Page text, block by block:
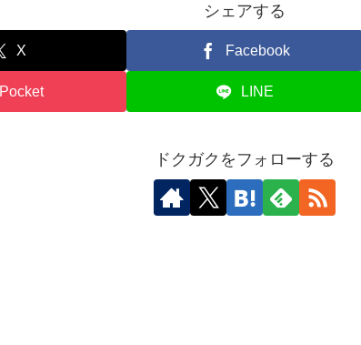
シェアする
X Facebook
Pocket LINE
ドクガクをフォローする